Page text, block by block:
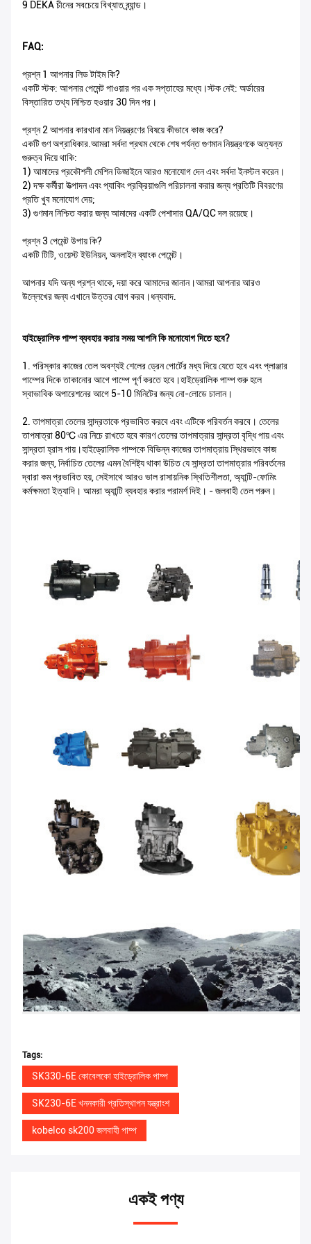
9 DEKA চীনের সবচেয়ে বিখ্যাত ব্র্যান্ড।
FAQ:
প্রশ্ন 1 আপনার লিড টাইম কি?
একটি স্টক: আপনার পেমেন্ট পাওয়ার পর এক সপ্তাহের মধ্যে।স্টক নেই: অর্ডারের
বিস্তারিত তথ্য নিশ্চিত হওয়ার 30 দিন পর।
প্রশ্ন 2 আপনার কারখানা মান নিয়ন্ত্রণের বিষয়ে কীভাবে কাজ করে?
একটি গুণ অগ্রাধিকার.আমরা সর্বদা প্রথম থেকে শেষ পর্যন্ত গুণমান নিয়ন্ত্রণকে অত্যন্ত
গুরুত্ব দিয়ে থাকি:
1) আমাদের প্রকৌশলী মেশিন ডিজাইনে আরও মনোযোগ দেন এবং সর্বদা ইনস্টল করেন।
2) দক্ষ কর্মীরা উত্পাদন এবং প্যাকিং প্রক্রিয়াগুলি পরিচালনা করার জন্য প্রতিটি বিবরণের
প্রতি খুব মনোযোগ দেয়;
3) গুণমান নিশ্চিত করার জন্য আমাদের একটি পেশাদার QA/QC দল রয়েছে।
প্রশ্ন 3 পেমেন্ট উপায় কি?
একটি টিটি, ওয়েস্ট ইউনিয়ন, অনলাইন ব্যাংক পেমেন্ট।
আপনার যদি অন্য প্রশ্ন থাকে, দয়া করে আমাদের জানান।আমরা আপনার আরও
উল্লেখের জন্য এখানে উত্তর যোগ করব।ধন্যবাদ.
হাইড্রোলিক পাম্প ব্যবহার করার সময় আপনি কি মনোযোগ দিতে হবে?
1. পরিস্কার কাজের তেল অবশ্যই শেলের ড্রেন পোর্টের মধ্য দিয়ে যেতে হবে এবং প্লাঞ্জার
পাম্পের দিকে তাকানোর আগে পাম্পে পূর্ণ করতে হবে।হাইড্রোলিক পাম্প শুরু হলে
স্বাভাবিক অপারেশনের আগে 5-10 মিনিটের জন্য নো-লোডে চালান।
2. তাপমাত্রা তেলের সান্দ্রতাকে প্রভাবিত করবে এবং এটিকে পরিবর্তন করবে। তেলের
তাপমাত্রা 80℃ এর নিচে রাখতে হবে কারণ তেলের তাপমাত্রার সান্দ্রতা বৃদ্ধি পায় এবং
সান্দ্রতা হ্রাস পায়।হাইড্রোলিক পাম্পকে বিভিন্ন কাজের তাপমাত্রায় স্থিরভাবে কাজ
করার জন্য, নির্বাচিত তেলের এমন বৈশিষ্ট্য থাকা উচিত যে সান্দ্রতা তাপমাত্রার পরিবর্তনের
দ্বারা কম প্রভাবিত হয়, সেইসাথে আরও ভাল রাসায়নিক স্থিতিশীলতা, অ্যান্টি-ফোমিং
কর্মক্ষমতা ইত্যাদি। আমরা অ্যান্টি ব্যবহার করার পরামর্শ দিই। - জলবাহী তেল পরুন।
Tags:
SK330-6E কোবেলকো হাইড্রোলিক পাম্প
SK230-6E খননকারী প্রতিস্থাপন যন্ত্রাংশ
kobelco sk200 জলবাহী পাম্প
একই পণ্য